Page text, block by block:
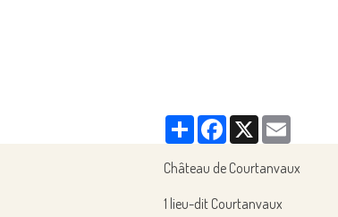
PartagerFacebook
X
Château de Courtanvaux
1 lieu-dit Courtanvaux